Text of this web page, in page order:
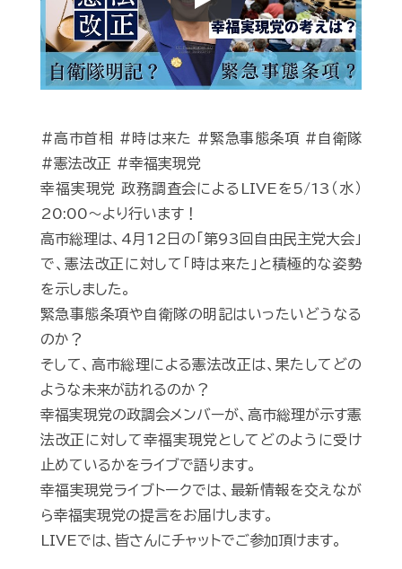
Play
#高市首相 #時は来た #緊急事態条項 #自衛隊
#憲法改正 #幸福実現党
幸福実現党 政務調査会によるLIVEを5/13（水）
20:00〜より行います！
高市総理は、4月12日の「第93回自由民主党大会」
で、憲法改正に対して「時は来た」と積極的な姿勢
を示しました。
緊急事態条項や自衛隊の明記はいったいどうなる
のか？
そして、高市総理による憲法改正は、果たしてどの
ような未来が訪れるのか？
幸福実現党の政調会メンバーが、高市総理が示す憲
法改正に対して幸福実現党としてどのように受け
止めているかをライブで語ります。
幸福実現党ライブトークでは、最新情報を交えなが
ら幸福実現党の提言をお届けします。
LIVEでは、皆さんにチャットでご参加頂けます。